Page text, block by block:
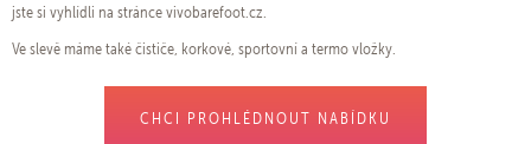
jste si vyhlídli na stránce vivobarefoot.cz.
Ve slevě máme také čističe, korkové, sportovní a termo vložky.
CHCI PROHLÉDNOUT NABÍDKU